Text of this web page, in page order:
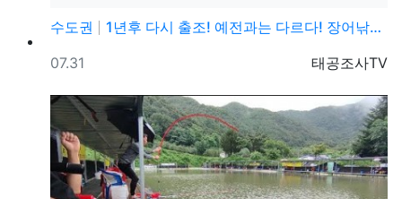
수도권
1년후 다시 출조! 예전과는 다르다! 장어낚시와 메기낚…
등록자
태공조사TV
등록일
07.31